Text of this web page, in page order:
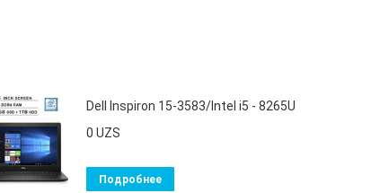
Dell Inspiron 15-3583/Intel i5 - 8265U
0 UZS
Подробнее